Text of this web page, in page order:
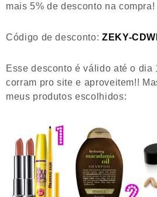
mais 5% de desconto na compra!
Código de desconto: ZEKY-
Esse desconto é válido até o dia
corram pro site e aproveitem!!
meus produtos escolhidos: